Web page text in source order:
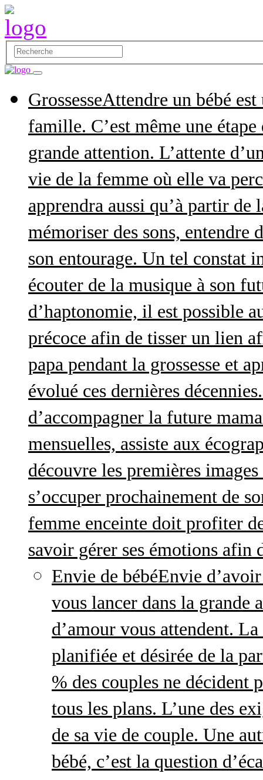
GrossesseAttendre un bébé
famille. C’est même une
grande attention. L’attente
vie de la femme où elle va
apprendra aussi qu’à partir
mémoriser des sons, entendre
son entourage. Un tel constat
écouter de la musique à son
d’haptonomie, il est possible
précoce afin de tisser un lien
papa pendant la grossesse et
évolué ces dernières
d’accompagner la future
mensuelles, assiste aux
découvre les premières
s’occuper prochainement de
femme enceinte doit profiter
savoir gérer ses émotions
Envie de bébéEnvie
vous lancer dans la grande
d’amour vous attendent.
planifiée et désirée de la
% des couples ne décident
tous les plans. L’une des
de sa vie de couple. Une
bébé, c’est la question